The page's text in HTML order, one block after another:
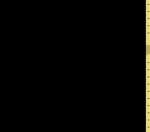
-
-
-
-
-
-
-
-
-
-
-
-
-
-
-